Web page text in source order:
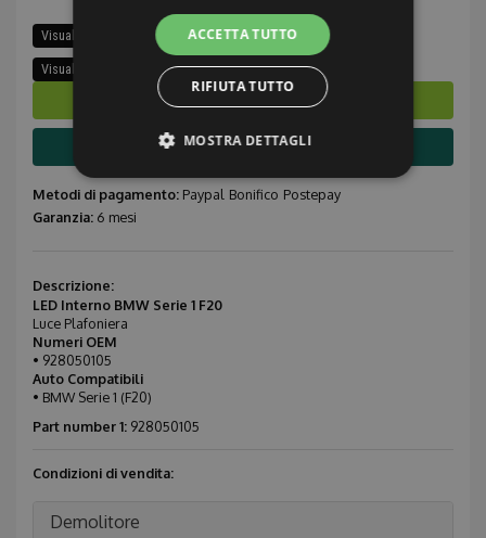
Visualizza tutti i ricambi di questa auto
Visualizza ricambi stesso modello
Info compatibilità
Metodi di pagamento: Paypal Bonifico Postepay
Garanzia: 6 mesi
Descrizione:
LED Interno BMW Serie 1 F20
Luce Plafoniera
Numeri OEM
• 928050105
Auto Compatibili
• BMW Serie 1 (F20)
Part number 1: 928050105
Condizioni di vendita:
Demolitore
ACCETTA TUTTO
RIFIUTA TUTTO
MOSTRA DETTAGLI
Strettamente necessari
I cookie strettamente necessari consentono le
funzionalità principali del sito web come
l'accesso dell'utente e la gestione dell'account. Il
sito web non può essere utilizzato correttamente
senza i cookie strettamente necessari.
Nome
CookieScriptConsent